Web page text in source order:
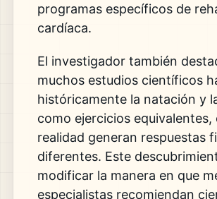
programas específicos de
cardíaca.
El investigador también
muchos estudios científicos
históricamente la natación y
como ejercicios equivalentes,
realidad generan respuestas
diferentes. Este
modificar la manera en que
especialistas recomiendan